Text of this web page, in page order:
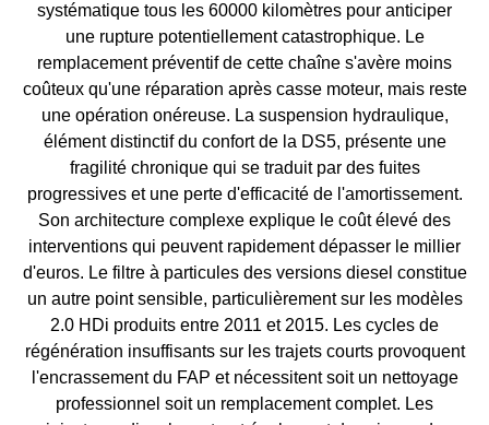
systématique tous les 60000 kilomètres pour anticiper
une rupture potentiellement catastrophique. Le
remplacement préventif de cette chaîne s'avère moins
coûteux qu'une réparation après casse moteur, mais reste
une opération onéreuse. La suspension hydraulique,
élément distinctif du confort de la DS5, présente une
fragilité chronique qui se traduit par des fuites
progressives et une perte d'efficacité de l'amortissement.
Son architecture complexe explique le coût élevé des
interventions qui peuvent rapidement dépasser le millier
d'euros. Le filtre à particules des versions diesel constitue
un autre point sensible, particulièrement sur les modèles
2.0 HDi produits entre 2011 et 2015. Les cycles de
régénération insuffisants sur les trajets courts provoquent
l'encrassement du FAP et nécessitent soit un nettoyage
professionnel soit un remplacement complet. Les